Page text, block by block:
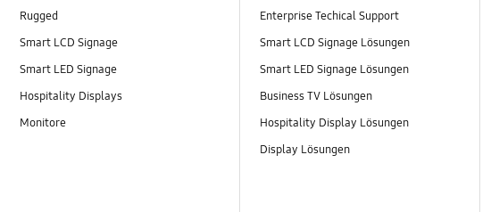
Rugged
Smart LCD Signage
Smart LED Signage
Hospitality Displays
Monitore
Enterprise Techical Support
Smart LCD Signage Lösungen
Smart LED Signage Lösungen
Business TV Lösungen
Hospitality Display Lösungen
Display Lösungen